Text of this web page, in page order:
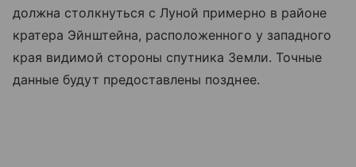
должна столкнуться с Луной примерно в районе
кратера Эйнштейна, расположенного у западного
края видимой стороны спутника Земли. Точные
данные будут предоставлены позднее.